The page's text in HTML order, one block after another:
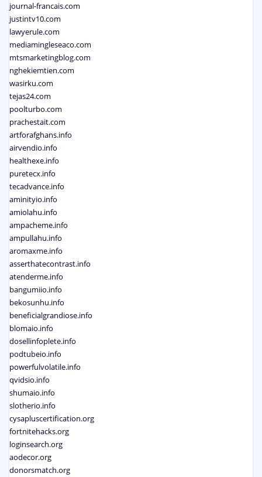
journal-francais.com
justintv10.com
lawyerule.com
mediamingleseaco.com
mtsmarketingblog.com
nghekiemtien.com
wasirku.com
tejas24.com
poolturbo.com
prachestait.com
artforafghans.info
airvendio.info
healthexe.info
puretecx.info
tecadvance.info
aminityio.info
amiolahu.info
ampacheme.info
ampullahu.info
aromaxme.info
asserthatecontrast.info
atenderme.info
bangumiio.info
bekosunhu.info
beneficialgrandiose.info
blomaio.info
dosellinfoplete.info
podtubeio.info
powerfulvolatile.info
qvidsio.info
shumaio.info
slotherio.info
cysapluscertification.org
fortnitehacks.org
loginsearch.org
aodecor.org
donorsmatch.org